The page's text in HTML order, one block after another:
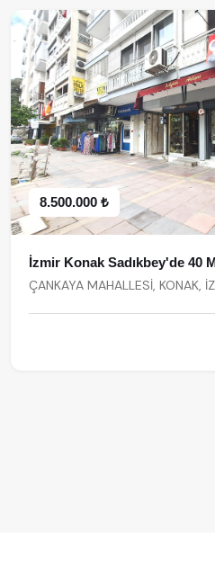
8.500.000 ₺
İzmir Konak Sadıkbey'de 40
ÇANKAYA MAHALLESİ, KONAK,